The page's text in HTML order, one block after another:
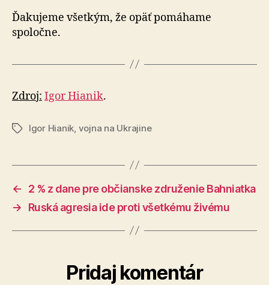
Ďakujeme všetkým, že opäť pomáhame
spoločne.
Zdroj: Igor Hianik.
ZnačkyIgor Hianik vojna na Ukrajine
←
2 % z dane pre občianske združenie Bahniatka
→
Ruská agresia ide proti všetkému živému
Pridaj komentár